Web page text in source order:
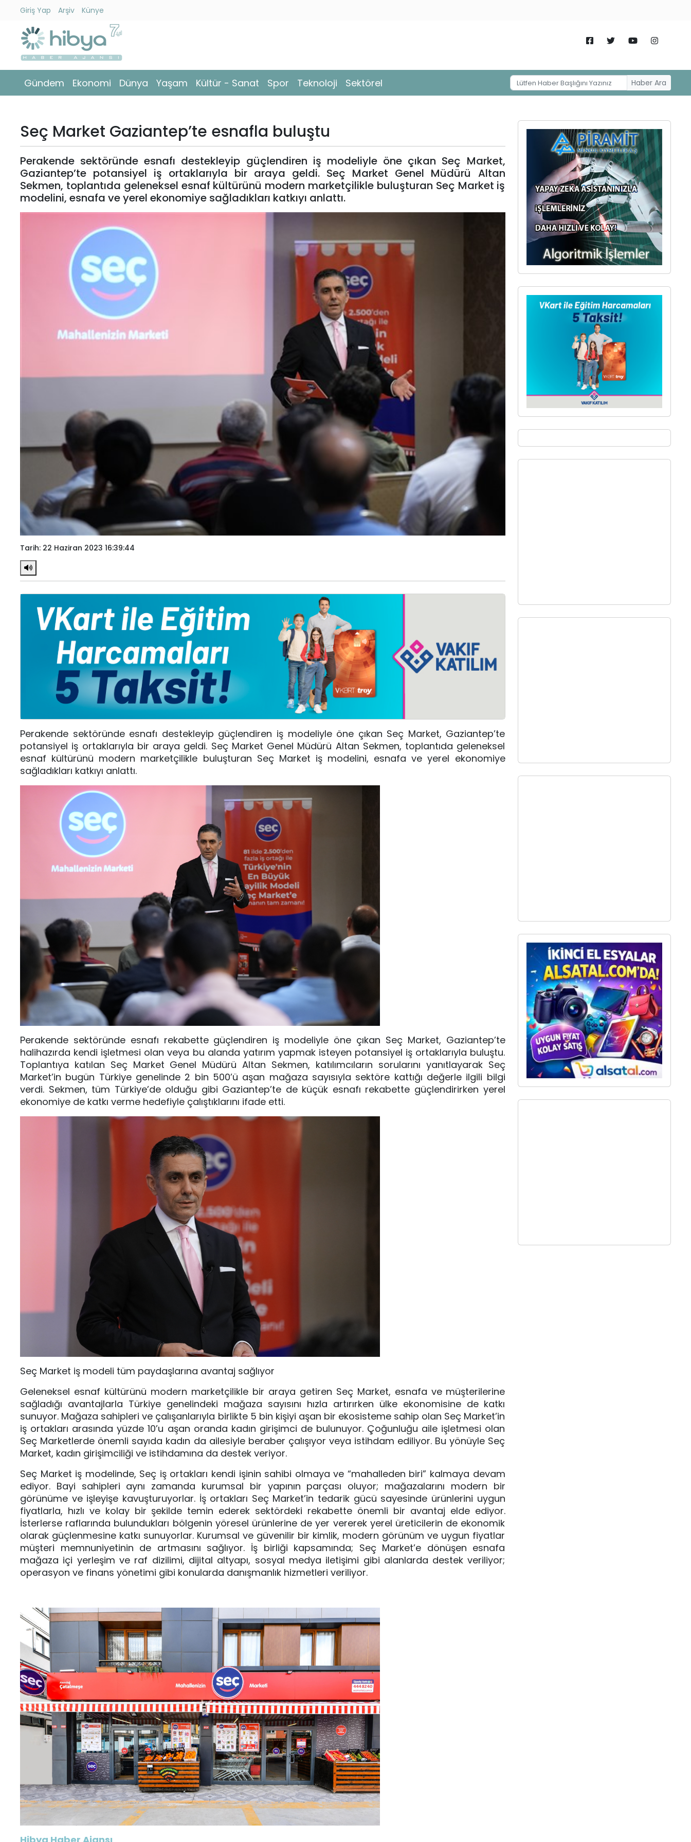
Giriş Yap Arşiv Künye
Gündem Ekonomi Dünya Yaşam Kültür - Sanat Spor Teknoloji Sektörel Haber Ara
Gündem
Ekonomi
Yaşam
Kültür
Sanat
Seç Market Gaziantep’te esnafla buluştu
Perakende sektöründe esnafı destekleyip güçlendiren iş modeliyle öne çıkan Seç Market,
Gaziantep’te potansiyel iş ortaklarıyla bir araya geldi. Seç Market Genel Müdürü Altan
Sekmen, toplantıda geleneksel esnaf kültürünü modern marketçilikle buluşturan Seç Market iş
modelini, esnafa ve yerel ekonomiye sağladıkları katkıyı anlattı.
Tarih: 22 Haziran 2023 16:39:44
Perakende sektöründe esnafı destekleyip güçlendiren iş modeliyle öne çıkan Seç Market, Gaziantep’te
potansiyel iş ortaklarıyla bir araya geldi. Seç Market Genel Müdürü Altan Sekmen, toplantıda geleneksel
esnaf kültürünü modern marketçilikle buluşturan Seç Market iş modelini, esnafa ve yerel ekonomiye
sağladıkları katkıyı anlattı.
Perakende sektöründe esnafı rekabette güçlendiren iş modeliyle öne çıkan Seç Market, Gaziantep’te
halihazırda kendi işletmesi olan veya bu alanda yatırım yapmak isteyen potansiyel iş ortaklarıyla buluştu.
Toplantıya katılan Seç Market Genel Müdürü Altan Sekmen, katılımcıların sorularını yanıtlayarak Seç
Market’in bugün Türkiye genelinde 2 bin 500’ü aşan mağaza sayısıyla sektöre kattığı değerle ilgili bilgi
verdi. Sekmen, tüm Türkiye’de olduğu gibi Gaziantep’te de küçük esnafı rekabette güçlendirirken yerel
ekonomiye de katkı verme hedefiyle çalıştıklarını ifade etti.
Seç Market iş modeli tüm paydaşlarına avantaj sağlıyor
Geleneksel esnaf kültürünü modern marketçilikle bir araya getiren Seç Market, esnafa ve müşterilerine
sağladığı avantajlarla Türkiye genelindeki mağaza sayısını hızla artırırken ülke ekonomisine de katkı
sunuyor. Mağaza sahipleri ve çalışanlarıyla birlikte 5 bin kişiyi aşan bir ekosisteme sahip olan Seç Market’in
iş ortakları arasında yüzde 10’u aşan oranda kadın girişimci de bulunuyor. Çoğunluğu aile işletmesi olan
Seç Marketlerde önemli sayıda kadın da ailesiyle beraber çalışıyor veya istihdam ediliyor. Bu yönüyle Seç
Market, kadın girişimciliği ve istihdamına da destek veriyor.
Seç Market iş modelinde, Seç iş ortakları kendi işinin sahibi olmaya ve “mahalleden biri” kalmaya devam
ediyor. Bayi sahipleri aynı zamanda kurumsal bir yapının parçası oluyor; mağazalarını modern bir
görünüme ve işleyişe kavuşturuyorlar. İş ortakları Seç Market’in tedarik gücü sayesinde ürünlerini uygun
fiyatlarla, hızlı ve kolay bir şekilde temin ederek sektördeki rekabette önemli bir avantaj elde ediyor.
İsterlerse raflarında bulundukları bölgenin yöresel ürünlerine de yer vererek yerel üreticilerin de ekonomik
olarak güçlenmesine katkı sunuyorlar. Kurumsal ve güvenilir bir kimlik, modern görünüm ve uygun fiyatlar
müşteri memnuniyetinin de artmasını sağlıyor. İş birliği kapsamında; Seç Market’e dönüşen esnafa
mağaza içi yerleşim ve raf dizilimi, dijital altyapı, sosyal medya iletişimi gibi alanlarda destek veriliyor;
operasyon ve finans yönetimi gibi konularda danışmanlık hizmetleri veriliyor.